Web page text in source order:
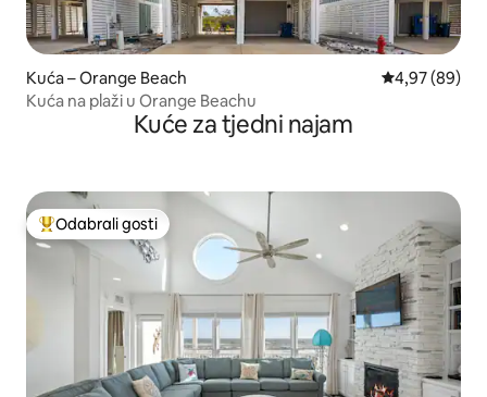
Kuća – Orange Beach Prosječna
4,97 (89)
Kuća na plaži u Orange Beachu
Kuće za tjedni najam
Među najviše rangiranima s oznakom „Odabrali gosti”
Odabrali gosti